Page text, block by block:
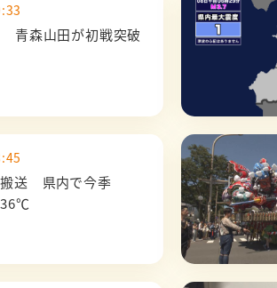
青森山田が初戦突破
送 県内で今季